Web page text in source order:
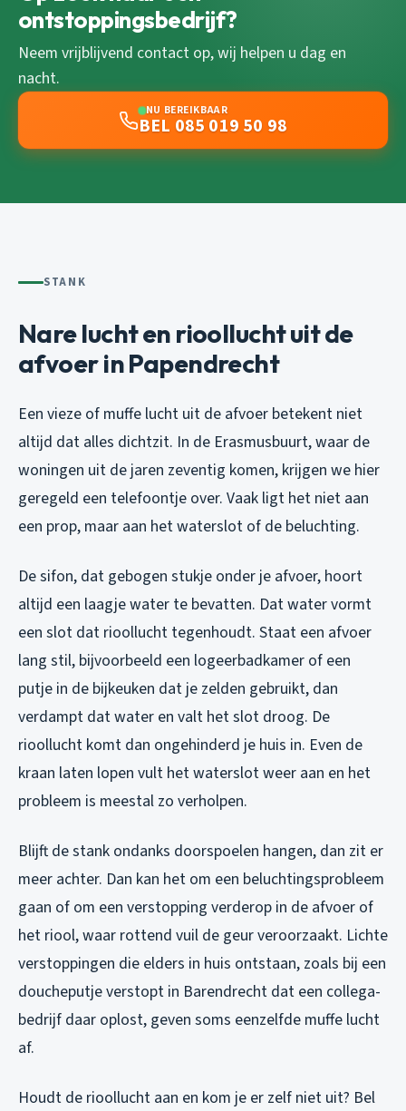
ontstoppingsbedrijf?
Neem vrijblijvend contact op, wij helpen u dag en
nacht.
NU BEREIKBAAR
BEL 085 019 50 98
STANK
Nare lucht en rioollucht uit de
afvoer in Papendrecht
Een vieze of muffe lucht uit de afvoer betekent niet
altijd dat alles dichtzit. In de Erasmusbuurt, waar de
woningen uit de jaren zeventig komen, krijgen we hier
geregeld een telefoontje over. Vaak ligt het niet aan
een prop, maar aan het waterslot of de beluchting.
De sifon, dat gebogen stukje onder je afvoer, hoort
altijd een laagje water te bevatten. Dat water vormt
een slot dat rioollucht tegenhoudt. Staat een afvoer
lang stil, bijvoorbeeld een logeerbadkamer of een
putje in de bijkeuken dat je zelden gebruikt, dan
verdampt dat water en valt het slot droog. De
rioollucht komt dan ongehinderd je huis in. Even de
kraan laten lopen vult het waterslot weer aan en het
probleem is meestal zo verholpen.
Blijft de stank ondanks doorspoelen hangen, dan zit er
meer achter. Dan kan het om een beluchtingsprobleem
gaan of om een verstopping verderop in de afvoer of
het riool, waar rottend vuil de geur veroorzaakt. Lichte
verstoppingen die elders in huis ontstaan, zoals bij een
doucheputje verstopt in Barendrecht dat een collega-
bedrijf daar oplost, geven soms eenzelfde muffe lucht
af.
Houdt de rioollucht aan en kom je er zelf niet uit? Bel